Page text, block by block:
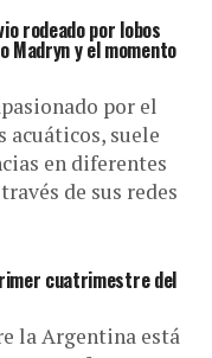
rodeado por lobos
Madryn y el momento
por el
acuáticos, suele
en diferentes
de sus redes
cuatrimestre del
la Argentina está